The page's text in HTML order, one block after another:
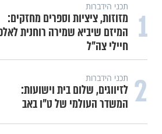
1 תכני הידברות
מזוזות, ציציות וספרים מחזקים:
המיזם שיביא שמירה רוחנית
חיילי צה"ל
2 תכני הידברות
לזיווגים, שלום בית וישועות:
המשדר העולמי של ט"ו באב